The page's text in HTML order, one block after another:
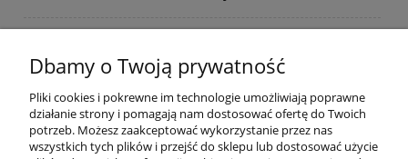
PRODUCENCI
Dbamy o Twoją prywatność
Pliki cookies i pokrewne im technologie umożliwiają poprawne
działanie strony i pomagają nam dostosować ofertę do Twoich
potrzeb. Możesz zaakceptować wykorzystanie przez nas
wszystkich tych plików i przejść do sklepu lub dostosować użycie